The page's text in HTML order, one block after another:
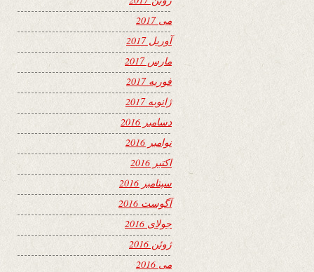
می 2017
آوریل 2017
مارس 2017
فوریه 2017
ژانویه 2017
دسامبر 2016
نوامبر 2016
اکتبر 2016
سپتامبر 2016
آگوست 2016
جولای 2016
ژوئن 2016
می 2016